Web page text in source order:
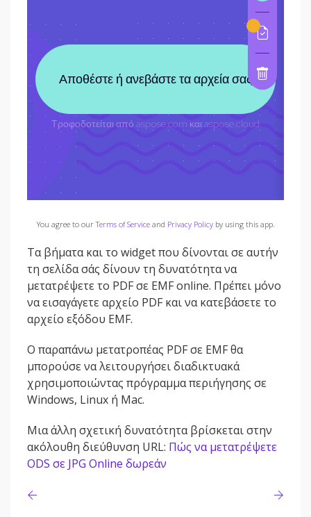
You agree to ourTerms of Serviceand Privacy Policyby using this app.
Τα βήματα και το widget που δίνονται σε αυτήν
τη σελίδα σάς δίνουν τη δυνατότητα να
μετατρέψετε το PDF σε EMF online. Πρέπει μόνο
να εισαγάγετε αρχείο PDF και να κατεβάσετε το
αρχείο εξόδου EMF.
Ο παραπάνω μετατροπέας PDF σε EMF θα
μπορούσε να λειτουργήσει διαδικτυακά
χρησιμοποιώντας πρόγραμμα περιήγησης σε
Windows, Linux ή Mac.
Μια άλλη σχετική δυνατότητα βρίσκεται στην
ακόλουθη διεύθυνση URL: Πώς να μετατρέψετε
ODS σε JPG Online δωρεάν